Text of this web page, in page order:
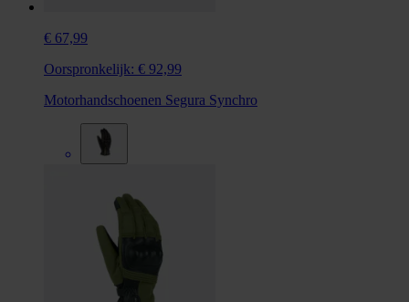
€ 67,99
Oorspronkelijk: € 92,99
Motorhandschoenen Segura Synchro